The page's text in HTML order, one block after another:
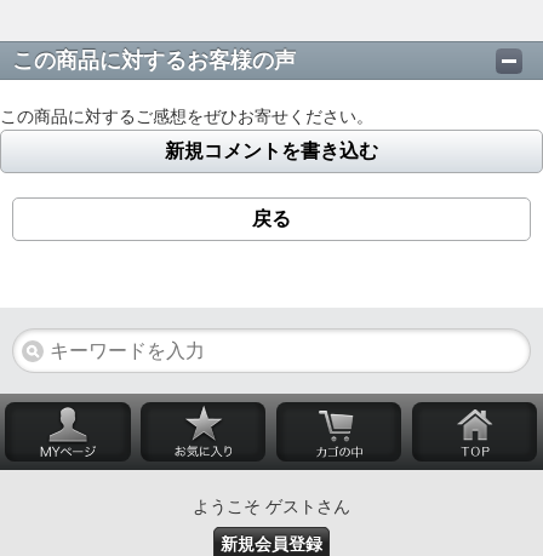
この商品に対するお客様の声
この商品に対するご感想をぜひお寄せください。
新規コメントを書き込む
戻る
ようこそ ゲストさん
新規会員登録